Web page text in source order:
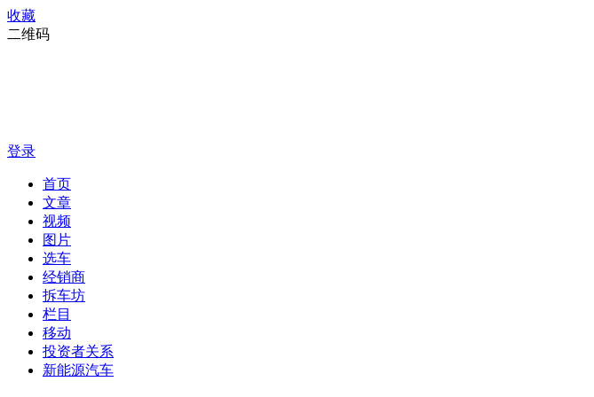
收藏
二维码
登录
首页
文章
视频
图片
选车
经销商
拆车坊
栏目
移动
投资者关系
新能源汽车